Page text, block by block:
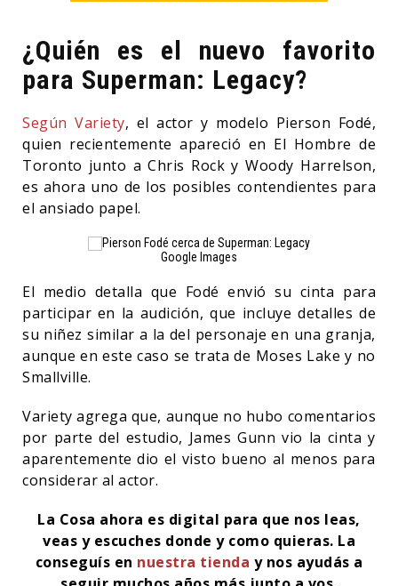
¿Quién es el nuevo favorito
para Superman: Legacy?
Según Variety, el actor y modelo Pierson Fodé,
quien recientemente apareció en El Hombre de
Toronto junto a Chris Rock y Woody Harrelson,
es ahora uno de los posibles contendientes para
el ansiado papel.
Google Images
El medio detalla que Fodé envió su cinta para
participar en la audición, que incluye detalles de
su niñez similar a la del personaje en una granja,
aunque en este caso se trata de Moses Lake y no
Smallville.
Variety agrega que, aunque no hubo comentarios
por parte del estudio, James Gunn vio la cinta y
aparentemente dio el visto bueno al menos para
considerar al actor.
La Cosa ahora es digital para que nos leas,
veas y escuches donde y como quieras. La
conseguís en nuestra tienda y nos ayudás a